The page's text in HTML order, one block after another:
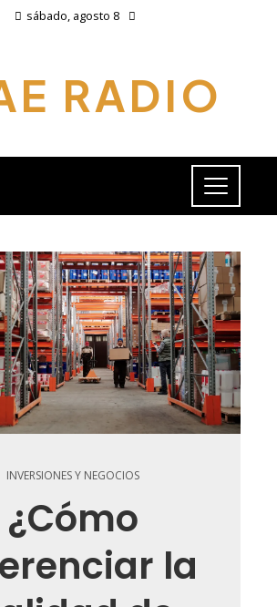
sábado, agosto 8
RADIO
INVERSIONES Y NEGOCIOS
¿Cómo
la